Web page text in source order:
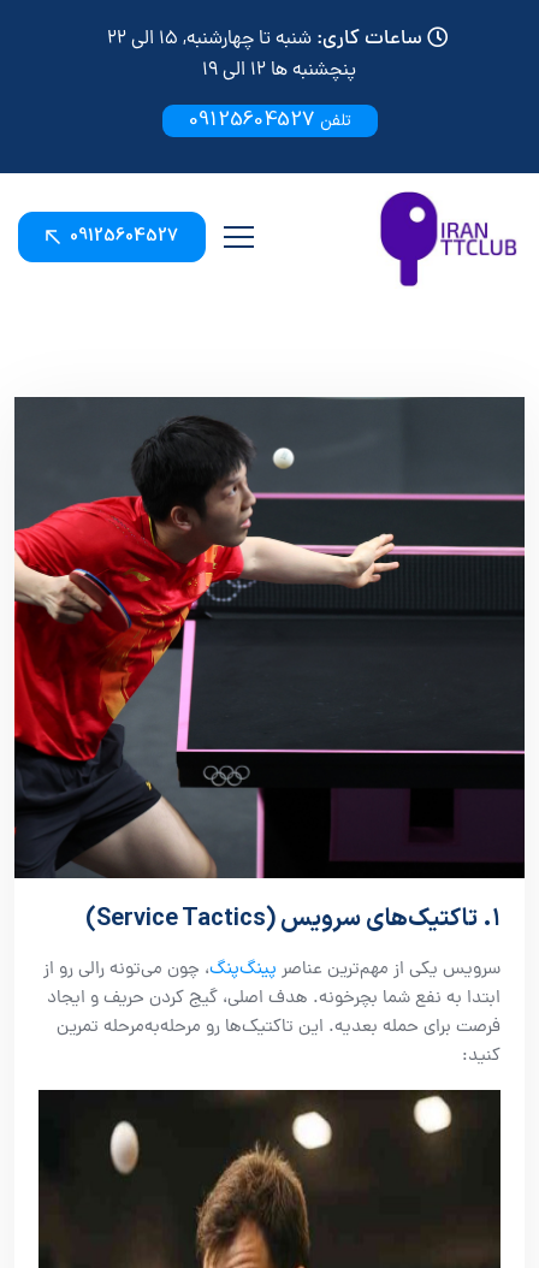
ساعات کاری: شنبه تا چهارشنبه, 15 الی 22
پنچشنبه ها 12 الی 19
تلفن 09125604527
09125604527
۱. تاکتیک‌های سرویس (Service Tactics)
سرویس یکی از مهم‌ترین عناصر پینگ‌پنگ، چون می‌تونه رالی رو از
ابتدا به نفع شما بچرخونه. هدف اصلی، گیج کردن حریف و ایجاد
فرصت برای حمله بعدیه. این تاکتیک‌ها رو مرحله‌به‌مرحله تمرین
کنید: